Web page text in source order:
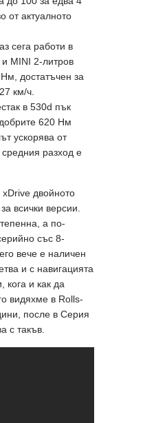
от актуалното
сега работи в
MINI 2-литров
достатъчен за
км/ч.
в 530d пък
620 Нм
ускорява от
средния разход е
двойното
всички версии.
а по-
със 8-
вече е наличен
и с навигацията
кога и как да
видяхме в Rolls-
после в Серия
с такъв.